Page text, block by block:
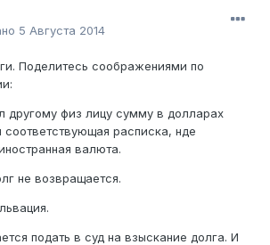
5 Августа 2014
Поделитесь соображениями по
другому физ лицу сумму в долларах
расписка, нде
валюта.
не возвращается.
подать в суд на взыскание долга. И